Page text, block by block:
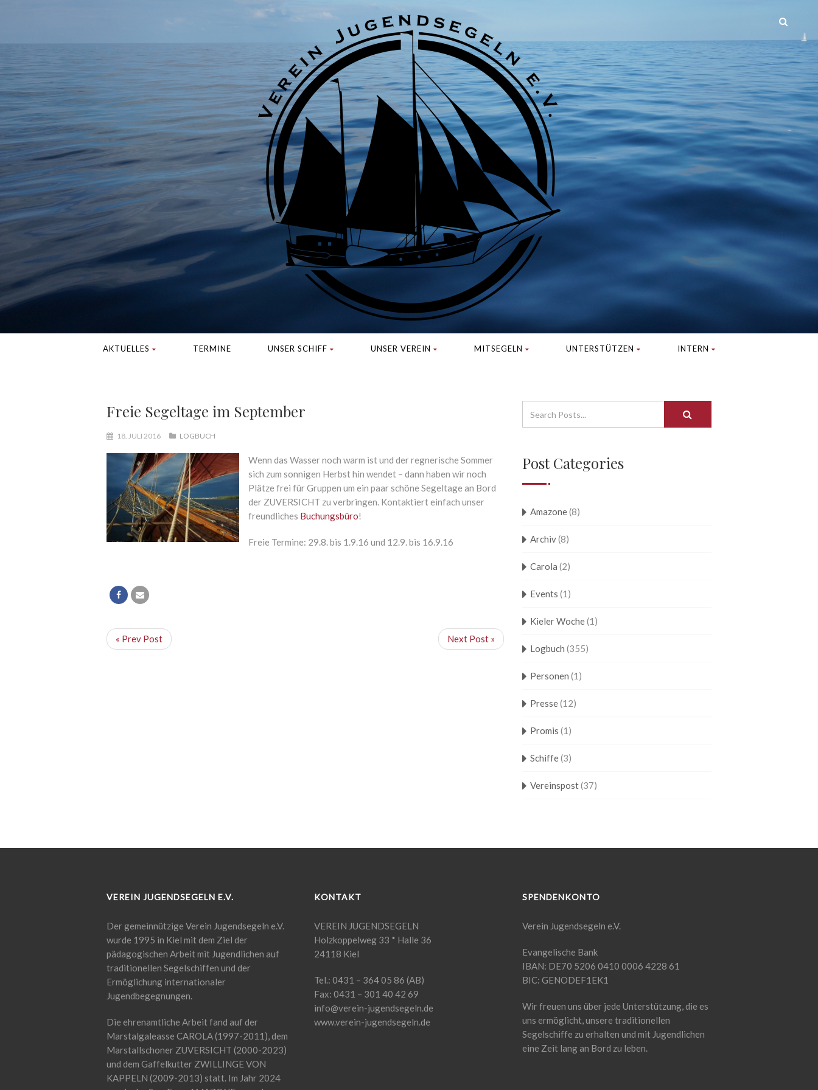
AKTUELLES TERMINE UNSER SCHIFF UNSER VEREIN MITSEGELN UNTERSTÜTZEN INTERN
Freie Segeltage im September
18. JULI 2016 LOGBUCH
Wenn das Wasser noch warm ist und der regnerische Sommer
sich zum sonnigen Herbst hin wendet – dann haben wir noch
Plätze frei für Gruppen um ein paar schöne Segeltage an Bord
der ZUVERSICHT zu verbringen. Kontaktiert einfach unser
freundliches Buchungsbüro!
Freie Termine: 29.8. bis 1.9.16 und 12.9. bis 16.9.16
« Prev Post Next Post »
Post Categories
Amazone(8)
Archiv(8)
Carola (2)
Events (1)
Kieler Woche(1)
Logbuch (355)
Personen (1)
Presse(12)
Promis (1)
Schiffe(3)
Vereinspost(37)
VEREIN JUGENDSEGELN E.V.
Der gemeinnützige Verein Jugendsegeln e.V.
wurde 1995 in Kiel mit dem Ziel der
pädagogischen Arbeit mit Jugendlichen auf
traditionellen Segelschiffen und der
Ermöglichung internationaler
Jugendbegegnungen.
Die ehrenamtliche Arbeit fand auf der
Marstalgaleasse CAROLA (1997-2011), dem
Marstallschoner ZUVERSICHT (2000-2023)
und dem Gaffelkutter ZWILLINGE VON
KAPPELN (2009-2013) statt. Im Jahr 2024
KONTAKT
VEREIN JUGENDSEGELN
Holzkoppelweg 33 * Halle 36
24118 Kiel
Tel.: 0431 – 364 05 86 (AB)
Fax: 0431 – 301 40 42 69
info@verein-jugendsegeln.de
www.verein-jugendsegeln.de
SPENDENKONTO
Verein Jugendsegeln e.V.
Evangelische Bank
IBAN: DE70 5206 0410 0006 4228 61
BIC: GENODEF1EK1
Wir freuen uns über jede Unterstützung, die es
uns ermöglicht, unsere traditionellen
Segelschiffe zu erhalten und mit Jugendlichen
eine Zeit lang an Bord zu leben.